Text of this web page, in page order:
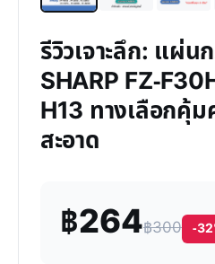
รีวิวเจาะลึก: แผ่น
SHARP FZ-
H13 ทางเลือกคุ้ม
สะอาด
฿264฿300 -